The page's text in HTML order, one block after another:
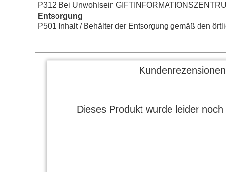
P312 Bei Unwohlsein
Entsorgung
P501 Inhalt / Behälter der Entsorgung gemäß den
Dieses Produkt wurde leider